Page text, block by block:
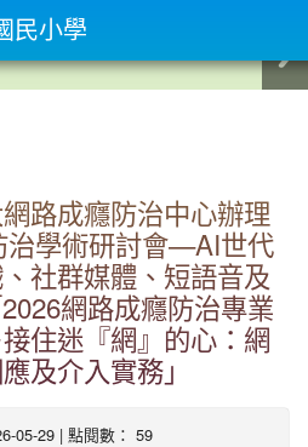
路成癮防治中心辦理
治學術研討會—AI世代
社群媒體、短語音及
網路成癮防治專業
住迷『網』的心：網
及介入實務」
05-29 | 點閱數： 59
民小學